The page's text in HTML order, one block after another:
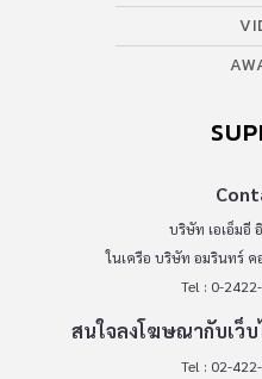
บริษัท เอเอ็มอี
ในเครือ บริษัท อมรินทร์
Tel : 0-
สนใจลงโฆษณากับเว็บ
Tel : 02-